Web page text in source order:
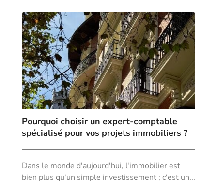
Pourquoi choisir un expert-comptable
spécialisé pour vos projets immobiliers ?
Dans le monde d'aujourd'hui, l'immobilier est
bien plus qu'un simple investissement ; c'est un...